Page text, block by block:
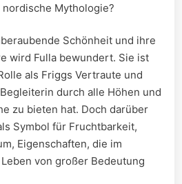
Mythologie?
Schönheit und‌ ihre
wird Fulla bewundert.⁢ Sie ist
als Friggs Vertraute und
durch alle Höhen und
zu‌ bieten hat. Doch darüber
Symbol für Fruchtbarkeit,
⁤Eigenschaften, die im
von großer ‍Bedeutung